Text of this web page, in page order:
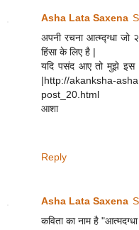
Asha Lata Saxena
अपनी रचना आत्म्द्ग्धा जो
हिंसा के लिए है |
यदि पसंद आए तो मुझे इस
|http://akanksha-
post_20.html
आशा
Reply
Asha Lata Saxena
कविता का नाम है